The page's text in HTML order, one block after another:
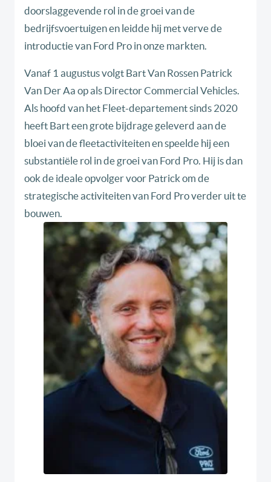
doorslaggevende rol in de groei van de
bedrijfsvoertuigen en leidde hij met verve de
introductie van Ford Pro in onze markten.
Vanaf 1 augustus volgt Bart Van Rossen Patrick
Van Der Aa op als Director Commercial Vehicles.
Als hoofd van het Fleet-departement sinds 2020
heeft Bart een grote bijdrage geleverd aan de
bloei van de fleetactiviteiten en speelde hij een
substantiële rol in de groei van Ford Pro. Hij is dan
ook de ideale opvolger voor Patrick om de
strategische activiteiten van Ford Pro verder uit te
bouwen.